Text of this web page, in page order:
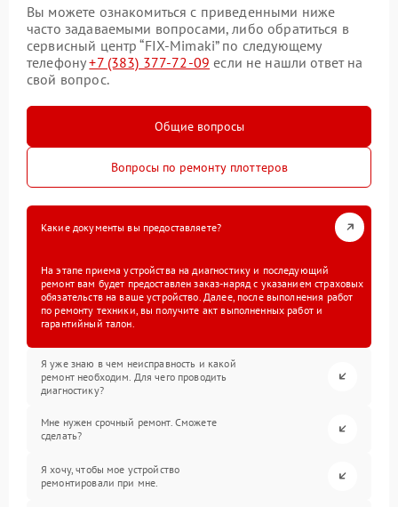
Вы можете ознакомиться с приведенными ниже
часто задаваемыми вопросами, либо обратиться в
сервисный центр “FIX-Mimaki” по следующему
телефону+7 (383) 377-72-09 если не нашли ответ на
свой вопрос.
Общие вопросы
Вопросы по ремонту плоттеров
Какие документы вы предоставляете?
На этапе приема устройства на диагностику и последующий
ремонт вам будет предоставлен заказ-наряд с указанием страховых
обязательств на ваше устройство. Далее, после выполнения работ
по ремонту техники, вы получите акт выполненных работ и
гарантийный талон.
Я уже знаю в чем неисправность и какой
ремонт необходим. Для чего проводить
диагностику?
Мне нужен срочный ремонт. Сможете
сделать?
Я хочу, чтобы мое устройство
ремонтировали при мне.